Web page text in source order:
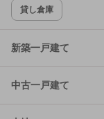
貸し倉庫
新築一戸建て
中古一戸建て